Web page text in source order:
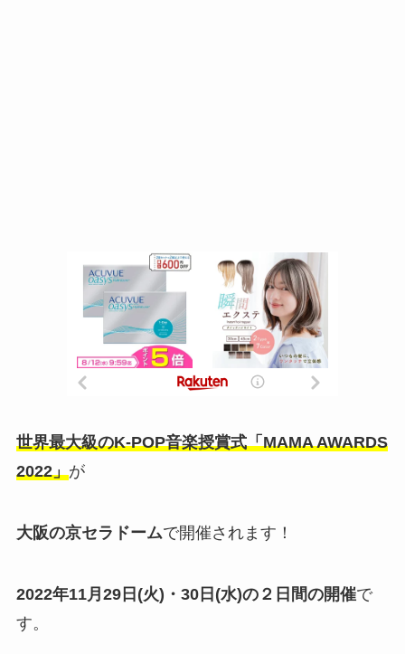
世界最大級のK-POP音楽授賞式「MAMA AWARDS
2022」が
大阪の京セラドームで開催されます！
2022年11月29日(火)・30日(水)の２日間の開催で
す。